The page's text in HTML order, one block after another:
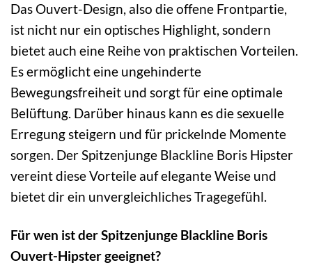
Das Ouvert-Design, also die offene Frontpartie,
ist nicht nur ein optisches Highlight, sondern
bietet auch eine Reihe von praktischen Vorteilen.
Es ermöglicht eine ungehinderte
Bewegungsfreiheit und sorgt für eine optimale
Belüftung. Darüber hinaus kann es die sexuelle
Erregung steigern und für prickelnde Momente
sorgen. Der Spitzenjunge Blackline Boris Hipster
vereint diese Vorteile auf elegante Weise und
bietet dir ein unvergleichliches Tragegefühl.
Für wen ist der Spitzenjunge Blackline Boris
Ouvert-Hipster geeignet?